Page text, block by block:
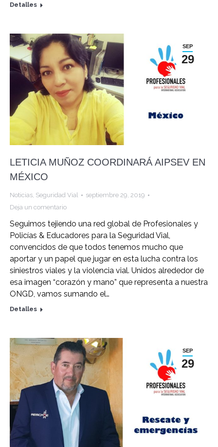
Detalles
SEP
29
LETICIA MUÑOZ COORDINARÁ AIPSEV EN
MÉXICO
Noticias, Seguridad Vial
septiembre 29, 2019
Deja un comentario
Seguimos tejiendo una red global de Profesionales y
Policías & Educadores para la Seguridad Vial,
convencidos de que todos tenemos mucho que
aportar y un papel que jugar en esta lucha contra los
siniestros viales y la violencia vial. Unidos alrededor de
esa imagen “corazón y mano” que representa a nuestra
ONGD, vamos sumando el…
Detalles
SEP
29